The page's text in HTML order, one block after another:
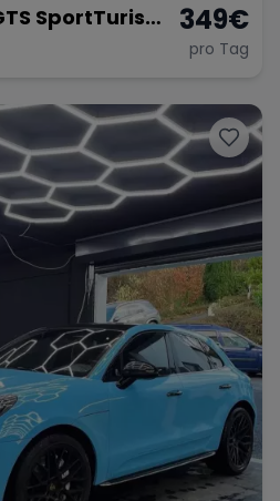
SportTurismo
Panamera
349€
pro Tag